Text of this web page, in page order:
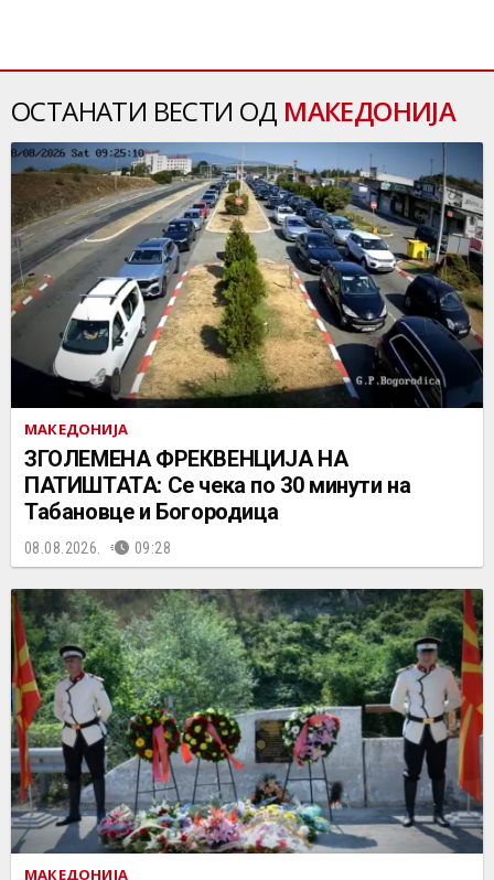
ОСТАНАТИ ВЕСТИ ОД МАКЕДОНИЈА
МАКЕДОНИЈА
ЗГОЛЕМЕНА ФРЕКВЕНЦИЈА НА
ПАТИШТАТА: Се чека по 30 минути на
Табановце и Богородица
08.08.2026. 09:28
МАКЕДОНИЈА